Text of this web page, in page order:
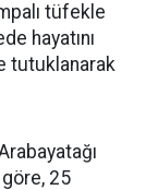
tüfekle
hayatını
tutuklanarak
25